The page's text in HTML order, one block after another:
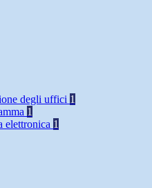
degli uffici 1
1
elettronica 1